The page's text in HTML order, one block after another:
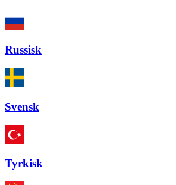
Russisk
Svensk
Tyrkisk